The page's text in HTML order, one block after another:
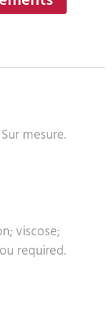
Sur mesure.
viscose;
required.